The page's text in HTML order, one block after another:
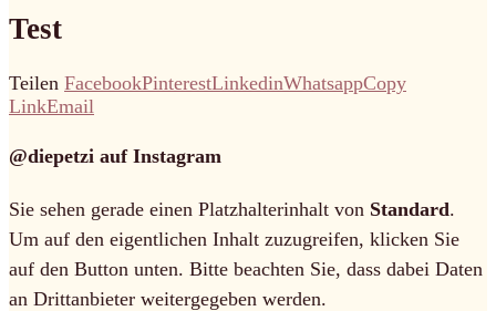
Test
Teilen FacebookPinterestLinkedinWhatsappCopy
LinkEmail
@diepetzi auf Instagram
Sie sehen gerade einen Platzhalterinhalt von Standard.
Um auf den eigentlichen Inhalt zuzugreifen, klicken Sie
auf den Button unten. Bitte beachten Sie, dass dabei Daten
an Drittanbieter weitergegeben werden.